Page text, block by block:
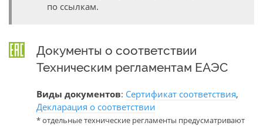
по ссылкам.
Документы о соответствии
Техническим регламентам ЕАЭС
Виды документов: Сертификат соответствия,
Декларация о соответствии
* отдельные технические регламенты предусматривают